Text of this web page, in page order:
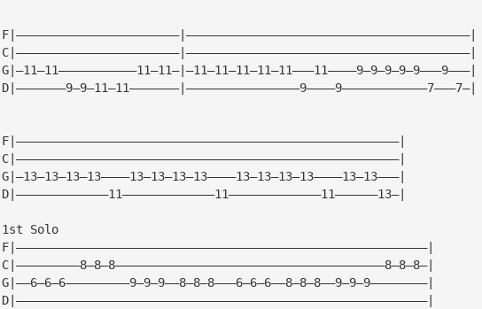
F|———————————————————————|————————————————————————————————————————|
C|———————————————————————|————————————————————————————————————————|
G|—11—11———————————11—11—|—11—11—11—11—11———11————9—9—9—9—9———9———|
D|———————9—9—11—11———————|————————————————9————9————————————7———7—|
F|——————————————————————————————————————————————————————|
C|——————————————————————————————————————————————————————|
G|—13—13—13—13————13—13—13—13————13—13—13—13————13—13———|
D|—————————————11—————————————11—————————————11——————13—|
1st Solo
F|——————————————————————————————————————————————————————————|
C|—————————8—8—8——————————————————————————————————————8—8—8—|
G|——6—6—6—————————9—9—9——8—8—8———6—6—6——8—8—8——9—9—9————————|
D|——————————————————————————————————————————————————————————|